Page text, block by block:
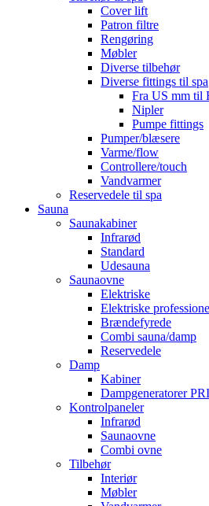
Cover lift
Patron filtre
Rengøring
Møbler
Diverse tilbehør
Diverse fittings til spa
Fra US mm til
Nipler
Pumpe fittings
Pumper/blæsere
Varme/flow
Controllere/touch
Vandvarmer
Reservedele til spa
Sauna
Saunakabiner
Infrarød
Standard
Udesauna
Saunaovne
Elektriske
Elektriske
Brændefyrede
Combi sauna/damp
Reservedele
Damp
Kabiner
Dampgeneratorer
Kontrolpaneler
Infrarød
Saunaovne
Combi ovne
Tilbehør
Interiør
Møbler